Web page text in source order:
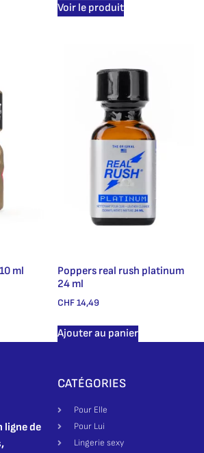
Voir le produit
ml
Poppers real rush platinum
24 ml
CHF14,49
Ajouter au panier
ligne de
CATÉGORIES
Pour Elle
Pour Lui
Lingerie sexy